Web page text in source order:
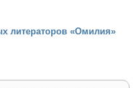
литераторов «Омилия»